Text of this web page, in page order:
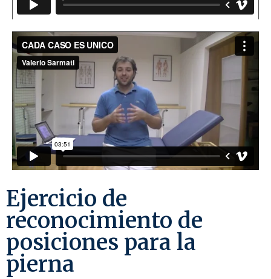
Ejercicio de
reconocimiento de
posiciones para la
pierna